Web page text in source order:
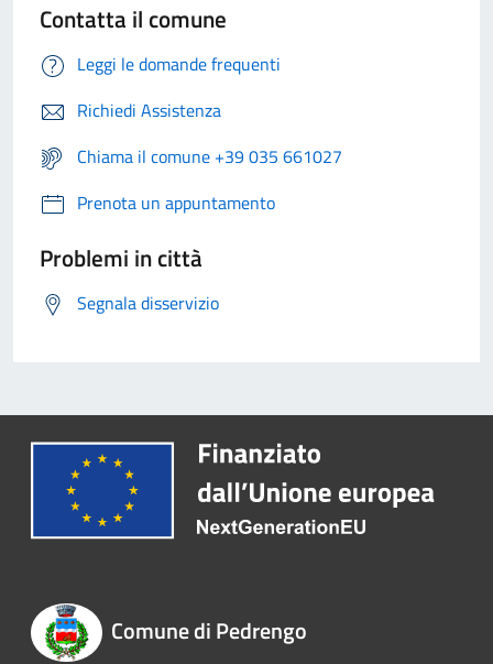
Contatta il comune
Leggi le domande frequenti
Richiedi Assistenza
Chiama il comune +39 035 661027
Prenota un appuntamento
Problemi in città
Segnala disservizio
Comune di Pedrengo